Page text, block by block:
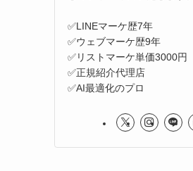
✅LINEマーケ歴7年
✅ウェブマーケ歴9年
✅リストマーケ単価3000円
✅正規紹介代理店
✅AI最適化のプロ